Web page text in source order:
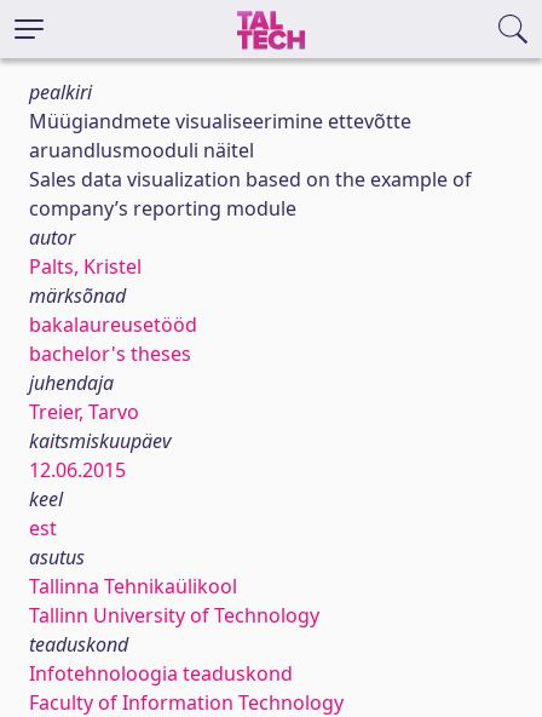
pealkiri
Müügiandmete visualiseerimine ettevõtte
aruandlusmooduli näitel
Sales data visualization based on the example of
company’s reporting module
autor
Palts, Kristel
märksõnad
bakalaureusetööd
bachelor's theses
juhendaja
Treier, Tarvo
kaitsmiskuupäev
12.06.2015
keel
est
asutus
Tallinna Tehnikaülikool
Tallinn University of Technology
teaduskond
Infotehnoloogia teaduskond
Faculty of Information Technology